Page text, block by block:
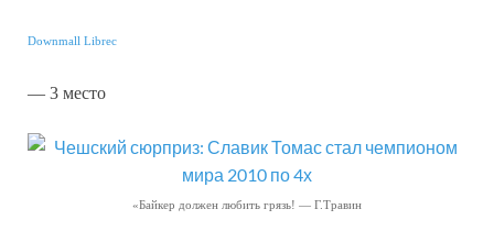
Downmall Librec
— 3 место
«Байкер должен любить грязь! — Г.Травин